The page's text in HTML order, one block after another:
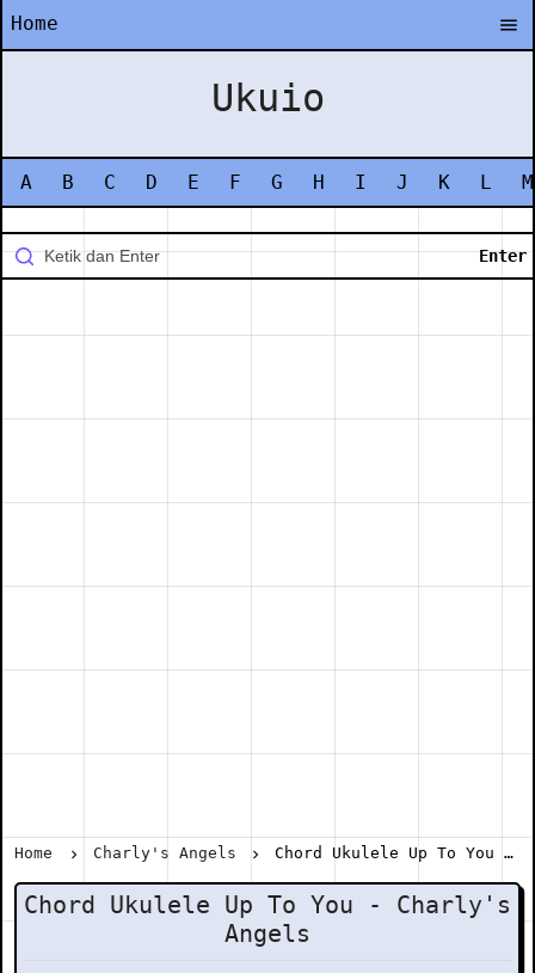
Home
Ukuio
A B C D E F G H I J K L M
Home Charly's Angels Chord Ukulele Up To You - Charly's Angels
Chord Ukulele Up To You - Charly's
Angels